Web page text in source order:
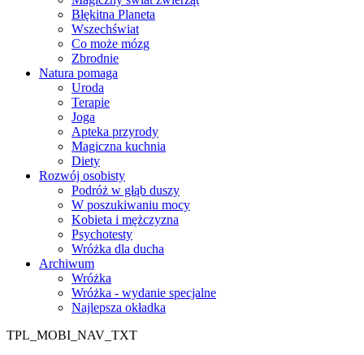
Błękitna Planeta
Wszechświat
Co może mózg
Zbrodnie
Natura pomaga
Uroda
Terapie
Joga
Apteka przyrody
Magiczna kuchnia
Diety
Rozwój osobisty
Podróż w głąb duszy
W poszukiwaniu mocy
Kobieta i mężczyzna
Psychotesty
Wróżka dla ducha
Archiwum
Wróżka
Wróżka - wydanie specjalne
Najlepsza okładka
TPL_MOBI_NAV_TXT